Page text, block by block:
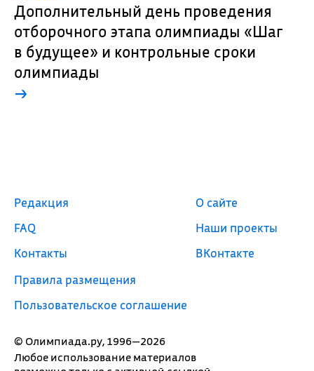
Дополнительный день проведения
отборочного этапа олимпиады «Шаг
в будущее» и контрольные сроки
олимпиады
→
© Олимпиада.ру, 1996—2026
Любое использование материалов
Редакция
FAQ
Контакты
Правила размещения
Пользовательское соглашение
О сайте
Наши проекты
ВКонтакте